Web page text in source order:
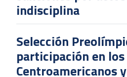
indisciplina
Selección
participación en los
Centroamericanos